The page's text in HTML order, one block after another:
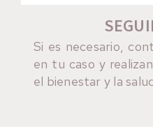
Si es necesario,
en tu caso y
el bienestar y la